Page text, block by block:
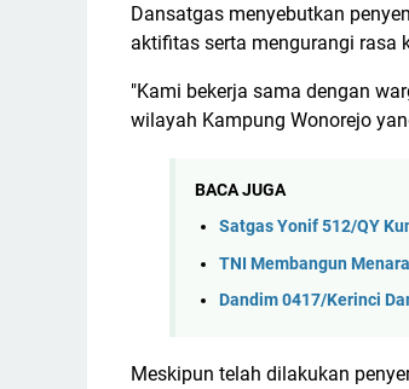
Dansatgas menyebutkan
aktifitas serta mengurangi rasa
"Kami bekerja sama dengan
wilayah Kampung Wonorejo
BACA JUGA
Satgas Yonif 512/QY
TNI Membangun
Dandim 0417/Kerinci
Meskipun telah dilakukan